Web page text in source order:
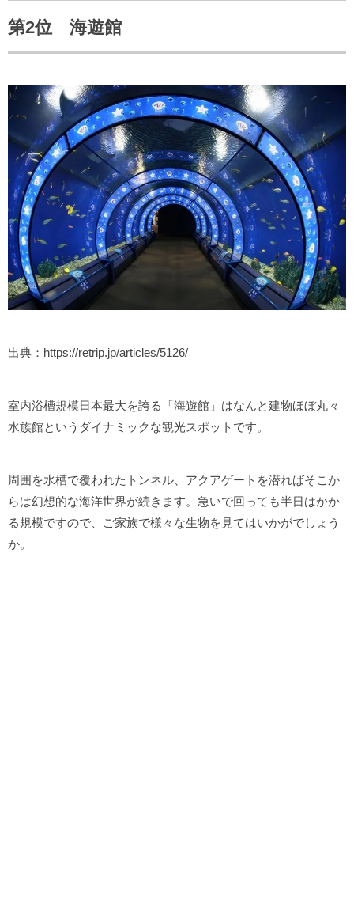
第2位 海遊館
出典：https://retrip.jp/articles/5126/
室内浴槽規模日本最大を誇る「海遊館」はなんと建物ほぼ丸々
水族館というダイナミックな観光スポットです。
周囲を水槽で覆われたトンネル、アクアゲートを潜ればそこか
らは幻想的な海洋世界が続きます。急いで回っても半日はかか
る規模ですので、ご家族で様々な生物を見てはいかがでしょう
か。